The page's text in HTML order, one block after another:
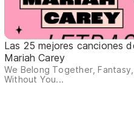
Las 25 mejores canciones
Mariah Carey
We Belong Together, Fantasy,
Without You...